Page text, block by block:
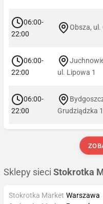
06:00-
22:00
Obsza, ul.
06:00-
22:00
ul. Lipowa 1
06:00-
22:00
Grudziądzka
Sklepy sieci Stokrotka
Stokrotka Market Warszawa